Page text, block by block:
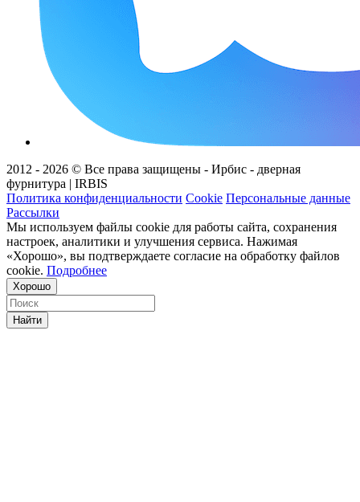
2012 - 2026 © Все права защищены - Ирбис - дверная
фурнитура | IRBIS
Политика конфиденциальности Cookie Персональные данные
Рассылки
Мы используем файлы cookie для работы сайта, сохранения
настроек, аналитики и улучшения сервиса. Нажимая
«Хорошо», вы подтверждаете согласие на обработку файлов
cookie. Подробнее
Хорошо
Найти